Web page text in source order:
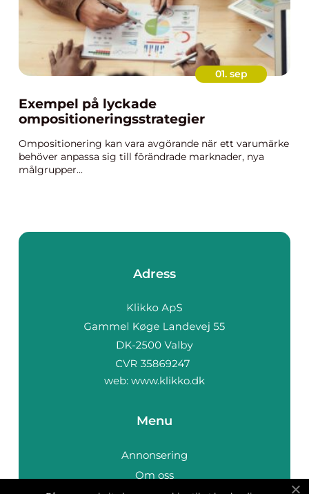
01. sep
Exempel på lyckade
ompositioneringsstrategier
Ompositionering kan vara avgörande när ett varumärke
behöver anpassa sig till förändrade marknader, nya
målgrupper...
Adress
web: www.klikko.dk
Menu
Annonsering
Om oss